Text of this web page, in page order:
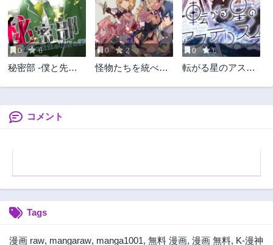
0 6
秘密部 -僕と先生
0 2
怪物たちを統べる
けば世界最強パー
0 6
転がる星のアステ
コメント
Tags
漫画 raw, mangaraw, manga1001, 無料 漫画, 漫画 無料, K-漫神